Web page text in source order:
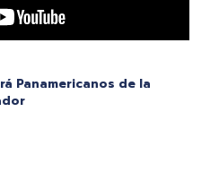
Panamericanos de la